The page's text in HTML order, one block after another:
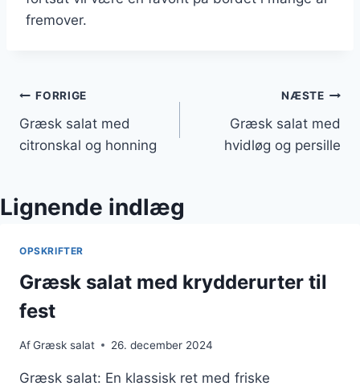
fremover.
Indlægsnavigation
FORRIGE
Græsk salat med
citronskal og honning
NÆSTE
Græsk salat med
hvidløg og persille
Lignende indlæg
OPSKRIFTER
Græsk salat med krydderurter til
fest
AfGræsk salat 26. december 2024
Græsk salat: En klassisk ret med friske